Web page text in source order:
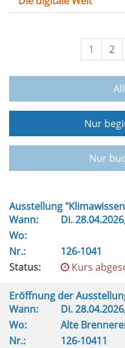
1 2
Nur
Nur
Ausstellung
Wann:
Di.
Wo:
Nr.:
126-1041
Status:
Kurs
Eröffnung der
Wann:
Di.
Wo:
Alte
Nr.:
126-10411